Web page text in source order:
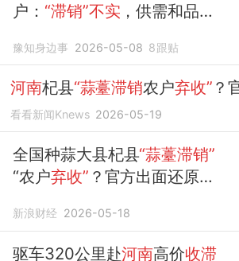
户： “滞销”不实 ，供需和品质
豫知身边事 2026-05-08 8跟贴
河南杞县“蒜薹滞销农户弃收” ？
看看新闻Knews 2026-05-19
全国种蒜大县杞县“蒜薹滞销”
“农户弃收” ？官方出面还原真
新浪财经 2026-05-18
驱车320公里赴河南高价收滞